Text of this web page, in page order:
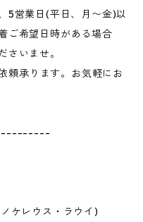
5営業日(平日、月〜金)以
ご希望日時がある場合
さいませ。
頼承ります。お気軽にお
ケレウス・ラウイ)